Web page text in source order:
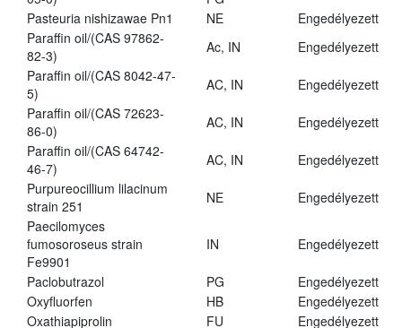
Pasteuria nishizawae Pn1
NE
Engedélyezett
Paraffin oil/(CAS 97862-
82-3)
Ac, IN
Engedélyezett
Paraffin oil/(CAS 8042-47-
5)
AC, IN
Engedélyezett
Paraffin oil/(CAS 72623-
86-0)
AC, IN
Engedélyezett
Paraffin oil/(CAS 64742-
46-7)
AC, IN
Engedélyezett
Purpureocillium lilacinum
strain 251
NE
Engedélyezett
Paecilomyces
fumosoroseus strain
Fe9901
IN Engedélyezett
Paclobutrazol PG
Engedélyezett
Oxyfluorfen
HB
Engedélyezett
Oxathiapiprolin
FU
Engedélyezett